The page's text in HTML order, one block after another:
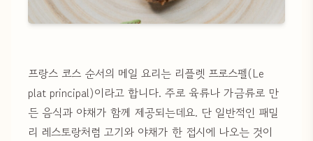
프랑스 코스 순서의 메일 요리는 리플렛 프로스펠(Le
plat principal)이라고 합니다. 주로 육류나 가금류로 만
든 음식과 야채가 함께 제공되는데요. 단 일반적인 패밀
리 레스토랑처럼 고기와 야채가 한 접시에 나오는 것이